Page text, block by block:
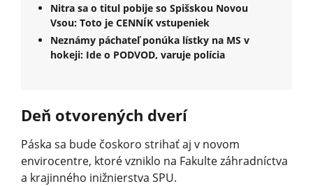
Nitra sa o titul pobije so Spišskou Novou
Vsou: Toto je CENNÍK vstupeniek
Neznámy páchateľ ponúka lístky na MS v
hokeji: Ide o PODVOD, varuje polícia
Deň otvorených dverí
Páska sa bude čoskoro strihať aj v novom
envirocentre, ktoré vzniklo na Fakulte záhradníctva
a krajinného inižnierstva SPU.